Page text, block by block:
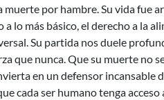
muerte por hambre. Su vida fue
a lo más básico, el derecho a la
Su partida nos duele
que nunca. Que su muerte no
en un defensor incansable
cada ser humano tenga